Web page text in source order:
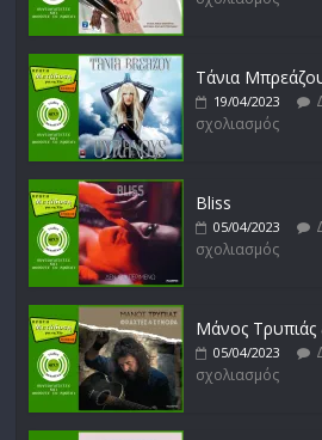
σχολιασμός
Τάνια
19/04/2023
σχολιασμός
Bliss
05/04/2023
σχολιασμός
Μάνος Τρυπιάς
05/04/2023
σχολιασμός